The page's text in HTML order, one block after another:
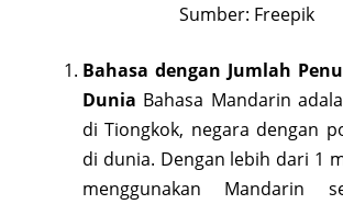
Sumber: Freepik
Bahasa dengan Jumlah
Dunia Bahasa Mandarin
di Tiongkok, negara dengan
di dunia. Dengan lebih dari 1
menggunakan Mandarin